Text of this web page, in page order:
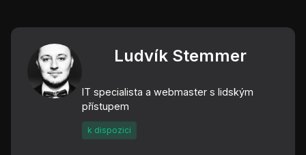
Ludvík Stemmer
IT specialista a webmaster s lidským
přístupem
k dispozici